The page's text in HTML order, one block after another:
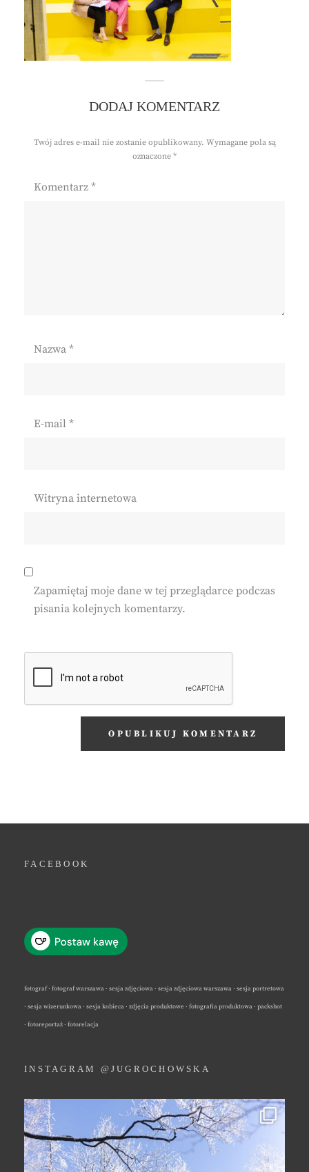
DODAJ KOMENTARZ
Twój adres e-mail nie zostanie opublikowany. Wymagane pola są
oznaczone *
Komentarz *
Nazwa *
E-mail *
Witryna internetowa
Zapamiętaj moje dane w tej przeglądarce podczas
pisania kolejnych komentarzy.
FACEBOOK
fotograf · fotograf warszawa · sesja zdjęciowa · sesja zdjęciowa warszawa · sesja portretowa
· sesja wizerunkowa · sesja kobieca · zdjęcia produktowe · fotografia produktowa · packshot
· fotoreportaż · fotorelacja
INSTAGRAM @JUGROCHOWSKA